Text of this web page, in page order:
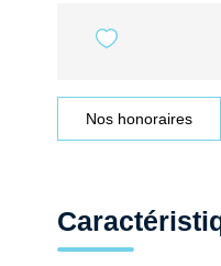
Nos honoraires